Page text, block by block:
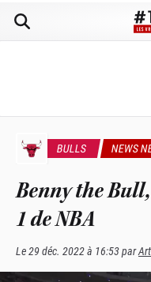
BULLS NEWS
Benny the
1 de NBA
Le29 déc. 2022 à 16:53par